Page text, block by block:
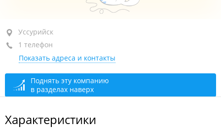
Уссурийск, ул. Беляева, 28В/1
+7 902 559-32-37
закрыто, откроется в 09:00
Уссурийск
1 телефон
Показать адреса и контакты
Поднять эту компанию
в разделах наверх
Характеристики